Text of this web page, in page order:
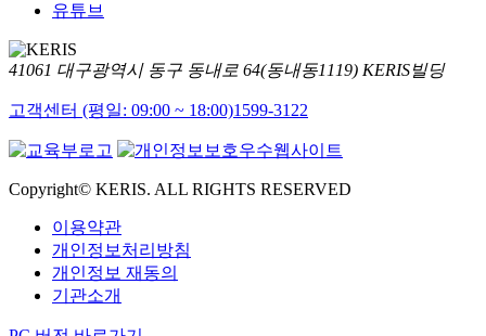
유튜브
41061 대구광역시 동구 동내로 64(동내동1119) KERIS빌딩
고객센터 (평일: 09:00 ~ 18:00)1599-3122
Copyright© KERIS. ALL RIGHTS RESERVED
이용약관
개인정보처리방침
개인정보 재동의
기관소개